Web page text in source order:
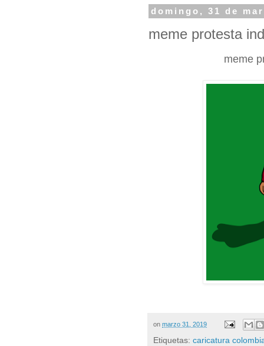
domingo, 31 de
meme protesta
meme
on marzo 31, 2019
Etiquetas: caricatura